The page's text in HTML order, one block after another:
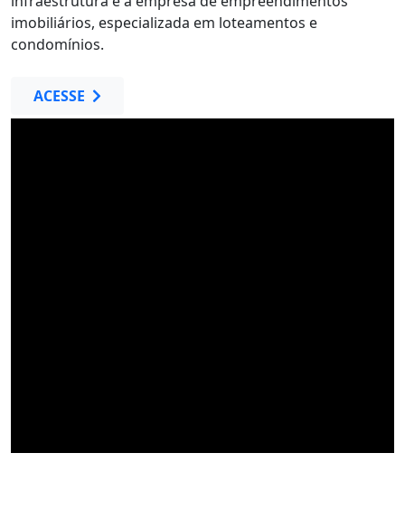
imobiliários, especializada em loteamentos e
condomínios.
ACESSE